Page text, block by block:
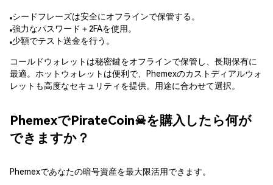
シードフレーズは安全にオフラインで保管する。
強力なパスワード＋2FAを使用。
少額でテスト送金を行う。
コールドウォレットは秘密鍵をオフラインで保管し、長期保有に
最適。ホットウォレットは便利で、Phemexのカストディアルウォ
レットも高度なセキュリティを提供。用途に合わせて選択。
PhemexでPirateCoin☠を購入したら何が
できますか？
Phemexであなたの暗号資産を最大限活用できます。